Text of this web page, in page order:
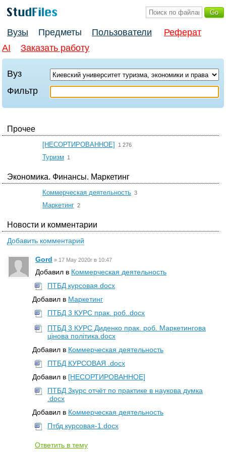
Вузы Предметы Пользователи
Реферат
AI
Заказать работу
Вуз
Фильтр
Прочее
[НЕСОРТИРОВАННОЕ] 1 276
Туризм 1
Экономика. Финансы. Маркетинг
Коммерческая деятельность 3
Маркетинг 2
Новости и комментарии
Добавить комментарий
Gord » 17 May 2020г в 10:47
Добавил в Коммерческая деятельность
ПТБД курсовая.docx
Добавил в Маркетинг
ПТБД 3 КУРС прак. роб..docx
ПТБД 3 КУРС Диденко прак. роб. Маркетингова
цінова політика.docx
Добавил в Коммерческая деятельность
ПТБД КУРСОВАЯ .docx
Добавил в [НЕСОРТИРОВАННОЕ]
ПТБД 3курс отчёт по практике в наукова думка
.docx
Добавил в Коммерческая деятельность
Птбд курсовая-1.docx
Ответить в тему